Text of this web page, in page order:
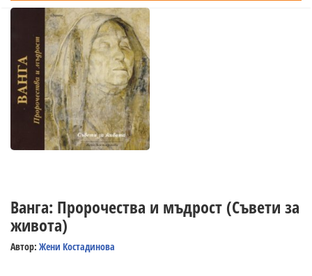
Ванга: Пророчества и мъдрост (Съвети за
живота)
Автор: Жени Костадинова